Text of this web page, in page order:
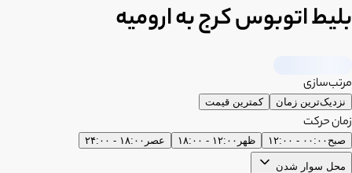
بلیط اتوبوس کرج به ارومیه
مرتب‌سازی
نزدیک‌ترین زمان کمترین قیمت
زمان حرکت
صبح ۰۰:۰۰ - ۱۲:۰۰ ظهر ۱۲:۰۰ - ۱۸:۰۰ عصر ۱۸:۰۰ - ۲۴:۰۰
محل سوار شدن